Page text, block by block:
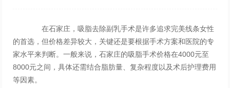
在石家庄，吸脂去除副乳手术是许多追求完美线条女性
的首选，但价格差异较大，关键还是要根据手术方案和医院的专
家水平来判断。一般来说，石家庄的吸脂手术价格在4000元至
8000元之间，具体还需结合脂肪量、复杂程度以及术后护理费用
等因素。